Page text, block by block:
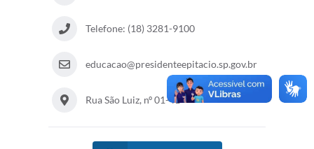
Telefone: (18) 3281-9100
educacao@presidenteepitacio.sp.gov.br
Rua São Luiz, nº 01-41